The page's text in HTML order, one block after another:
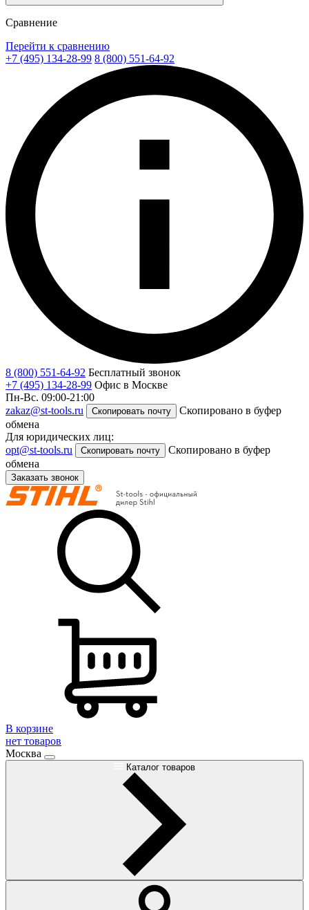
Сравнение
Перейти к сравнению
+7 (495) 134-28-99 8 (800) 551-64-92
8 (800) 551-64-92 Бесплатный звонок
+7 (495) 134-28-99 Офис в Москве
Пн-Вс. 09:00-21:00
zakaz@st-tools.ru
Скопировать почту
Скопировано в буфер
обмена
Для юридических лиц:
opt@st-tools.ru
Скопировать почту
Скопировано в буфер
обмена
Заказать звонок
В корзине
нет товаров
Москва
Каталог товаров